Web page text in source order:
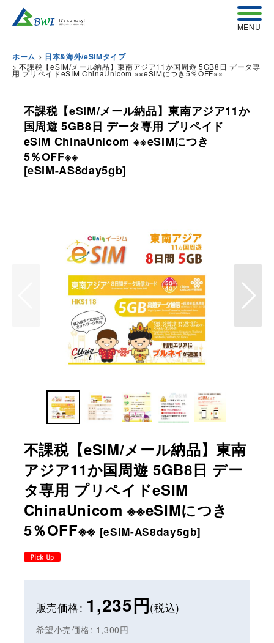
ホーム > 日本&海外/eSIMタイプ
> 不課税【eSIM/メール納品】東南アジア11か国周遊 5GB8日 データ専
用 プリペイドeSIM ChinaUnicom ※※eSIMにつき5％OFF※※
不課税【eSIM/メール納品】東南アジア11か
国周遊 5GB8日 データ専用 プリペイド
eSIM ChinaUnicom ※※eSIMにつき
5％OFF※※
[eSIM-AS8day5gb]
不課税【eSIM/メール納品】東南
アジア11か国周遊 5GB8日 デー
タ専用 プリペイドeSIM
ChinaUnicom ※※eSIMにつき
5％OFF※※ [eSIM-AS8day5gb]
販売価格: 1,235円(税込)
希望小売価格: 1,300円